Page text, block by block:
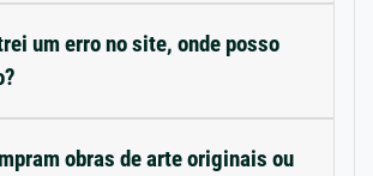
um erro no site, onde posso
obras de arte originais ou